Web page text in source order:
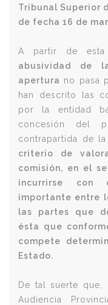
Tribunal Superior
de fecha 16 de
A partir de esta
abusividad de
apertura no pasa
han descrito las
por la entidad
concesión del
contrapartida de la
criterio de
comisión, en el
incurrirse con
importante entre
las partes que
ésta que
compete
Estado.
De tal suerte que,
Audiencia